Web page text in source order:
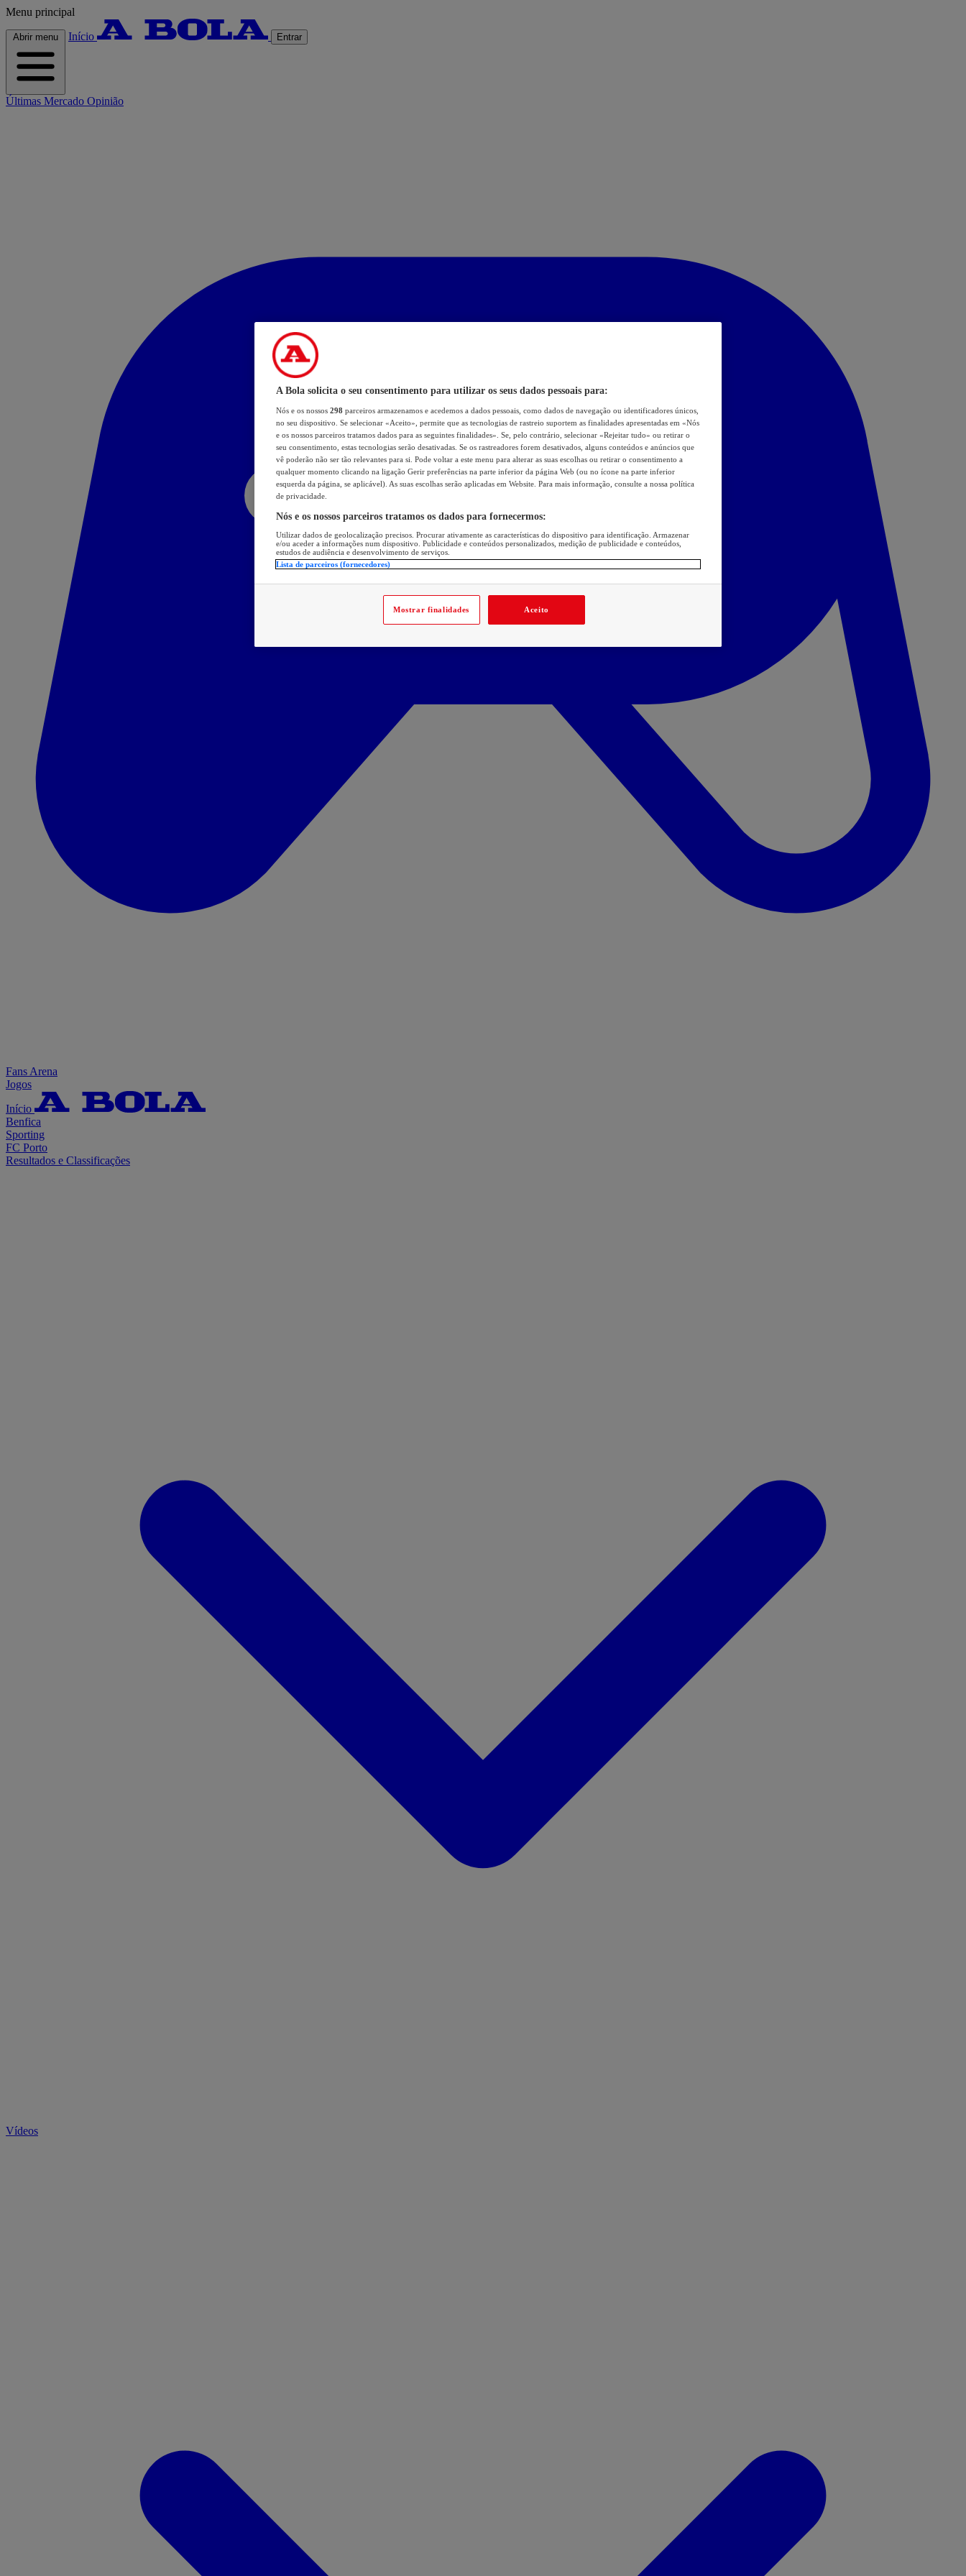
Menu principal
Abrir menu Início Entrar
Últimas Mercado Opinião
Fans Arena
Jogos
Início
Benfica
Sporting
FC Porto
Resultados e Classificações
Vídeos
A Bola solicita o seu consentimento para utilizar os seus dados pessoais para:
Nós e os nossos 298 parceiros armazenamos e acedemos a dados pessoais, como dados de navegação ou identificadores únicos,
no seu dispositivo. Se selecionar «Aceito», permite que as tecnologias de rastreio suportem as finalidades apresentadas em «Nós
e os nossos parceiros tratamos dados para as seguintes finalidades». Se, pelo contrário, selecionar «Rejeitar tudo» ou retirar o
seu consentimento, estas tecnologias serão desativadas. Se os rastreadores forem desativados, alguns conteúdos e anúncios que
vê poderão não ser tão relevantes para si. Pode voltar a este menu para alterar as suas escolhas ou retirar o consentimento a
qualquer momento clicando na ligação Gerir preferências na parte inferior da página Web (ou no ícone na parte inferior
esquerda da página, se aplicável). As suas escolhas serão aplicadas em Website. Para mais informação, consulte a nossa política
de privacidade.
Nós e os nossos parceiros tratamos os dados para fornecermos:
Utilizar dados de geolocalização precisos. Procurar ativamente as características do dispositivo para identificação. Armazenar
e/ou aceder a informações num dispositivo. Publicidade e conteúdos personalizados, medição de publicidade e conteúdos,
estudos de audiência e desenvolvimento de serviços.
Lista de parceiros (fornecedores)
Mostrar finalidades Aceito